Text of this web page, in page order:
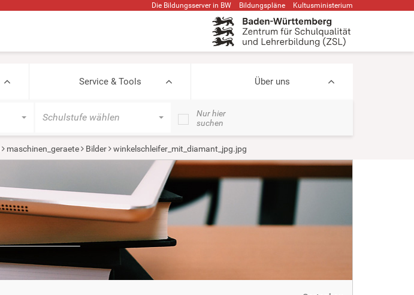
Die Bildungsserver in BW Bildungspläne Kultusministerium
Service & Tools Über uns
Schulstufe wählen
Nur hier
suchen
maschinen_geraete Bilder winkelschleifer_mit_diamant_jpg.jpg